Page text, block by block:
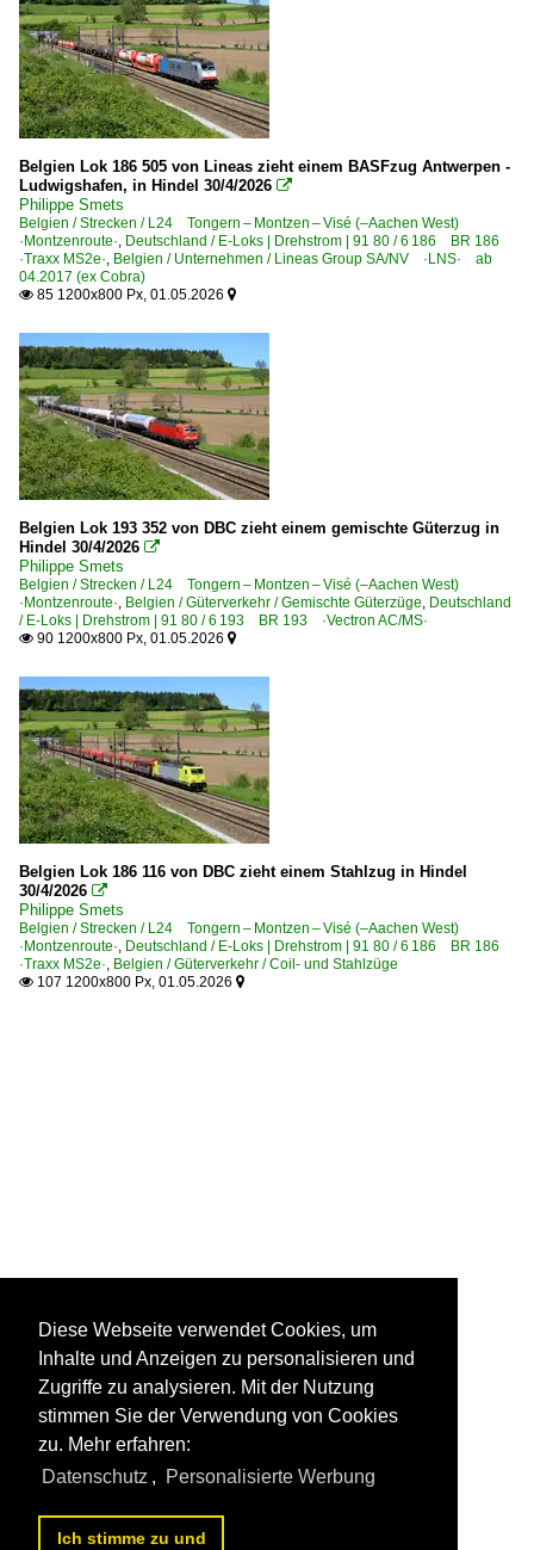
Belgien Lok 186 505 von Lineas zieht einem BASFzug Antwerpen -
Ludwigshafen, in Hindel 30/4/2026 
Philippe Smets
Belgien / Strecken / L24 Tongern – Montzen – Visé (–Aachen West)
·Montzenroute·, Deutschland / E-Loks | Drehstrom | 91 80 / 6 186 BR 186
·Traxx MS2e·, Belgien / Unternehmen / Lineas Group SA/NV ·LNS· ab
04.2017 (ex Cobra)
 85 1200x800 Px, 01.05.2026 
Belgien Lok 193 352 von DBC zieht einem gemischte Güterzug in
Hindel 30/4/2026 
Philippe Smets
Belgien / Strecken / L24 Tongern – Montzen – Visé (–Aachen West)
·Montzenroute·, Belgien / Güterverkehr / Gemischte Güterzüge, Deutschland
/ E-Loks | Drehstrom | 91 80 / 6 193 BR 193 ·Vectron AC/MS·
 90 1200x800 Px, 01.05.2026 
Belgien Lok 186 116 von DBC zieht einem Stahlzug in Hindel
30/4/2026 
Philippe Smets
Belgien / Strecken / L24 Tongern – Montzen – Visé (–Aachen West)
·Montzenroute·, Deutschland / E-Loks | Drehstrom | 91 80 / 6 186 BR 186
·Traxx MS2e·, Belgien / Güterverkehr / Coil- und Stahlzüge
 107 1200x800 Px, 01.05.2026 
Diese Webseite verwendet Cookies, um
Inhalte und Anzeigen zu personalisieren und
Zugriffe zu analysieren. Mit der Nutzung
stimmen Sie der Verwendung von Cookies
zu. Mehr erfahren:
Datenschutz , Personalisierte Werbung
Ich stimme zu und